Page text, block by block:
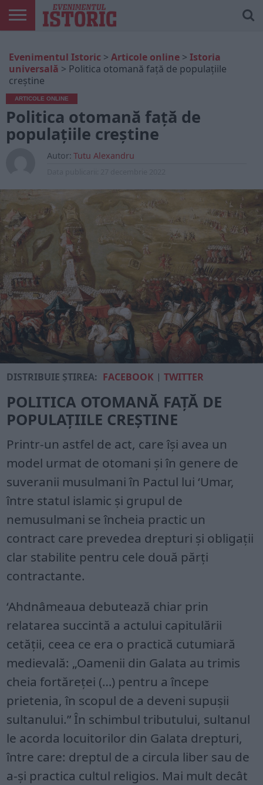
ONLINE
EDIȚII
TIPĂRITE
ISTORIC
PLAY
CONTUL
MEU
Evenimentul Istoric > Articole online > Istoria
universală > Politica otomană față de populațiile
creștine
ARTICOLE ONLINE
Politica otomană față de
populațiile creștine
Autor: Tutu Alexandru
DISTRIBUIE ȘTIREA: FACEBOOK |TWITTER
POLITICA OTOMANĂ FAȚĂ DE
POPULAȚIILE CREȘTINE
Printr-un astfel de act, care își avea un
model urmat de otomani și în genere de
suveranii musulmani în Pactul lui ‘Umar,
între statul islamic și grupul de
nemusulmani se încheia practic un
contract care prevedea drepturi și obligații
clar stabilite pentru cele două părți
contractante.
‘Ahdnâmeaua debutează chiar prin
relatarea succintă a actului capitulării
cetății, ceea ce era o practică cutumiară
medievală: „Oamenii din Galata au trimis
cheia fortăreței (…) pentru a începe
prietenia, în scopul de a deveni supușii
sultanului.” În schimbul tributului, sultanul
le acorda locuitorilor din Galata drepturi,
între care: dreptul de a circula liber sau de
a-și practica cultul religios. Mai mult decât